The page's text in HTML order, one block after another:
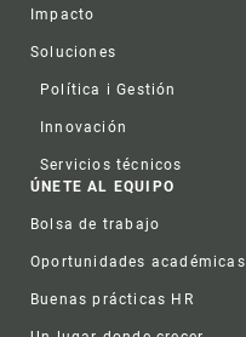
Impacto
Soluciones
Política i Gestión
Innovación
Servicios técnicos
ÚNETE AL EQUIPO
Bolsa de trabajo
Oportunidades académicas
Buenas prácticas HR